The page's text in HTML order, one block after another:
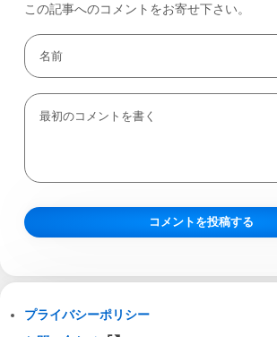
この記事へのコメントをお寄せ下さい。
プライバシーポリシー